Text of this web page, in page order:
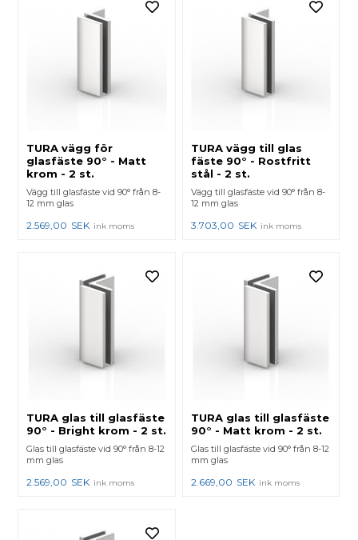
TURA vägg för
glasfäste 90° - Matt
krom - 2 st.
Vägg till glasfäste vid 90° från 8-
12 mm glas
2.569,00 SEK ink moms
TURA vägg till glas
fäste 90° - Rostfritt
stål - 2 st.
Vägg till glasfäste vid 90° från 8-
12 mm glas
3.703,00 SEK ink moms
TURA glas till glasfäste
90° - Bright krom - 2 st.
Glas till glasfäste vid 90° från 8-12
mm glas
2.569,00 SEK ink moms
TURA glas till glasfäste
90° - Matt krom - 2 st.
Glas till glasfäste vid 90° från 8-12
mm glas
2.669,00 SEK ink moms